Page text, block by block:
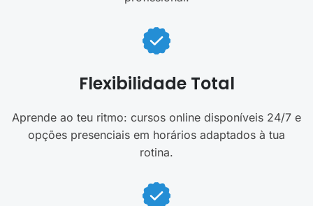
Flexibilidade Total
Aprende ao teu ritmo: cursos online disponíveis 24/7 e
opções presenciais em horários adaptados à tua
rotina.